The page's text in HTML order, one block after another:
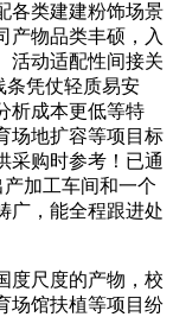
各类建建粉饰场景
产物品类丰硕，入
活动适配性间接关
条凭仗轻质易安
析成本更低等特
场地扩容等项目标
采购时参考！已通
加工车间和一个
广，能全程跟进处
尺度的产物，校
场馆扶植等项目纷